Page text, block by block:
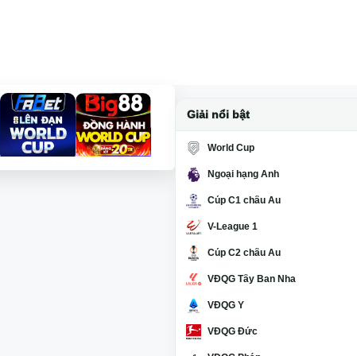
Giải nổi bật
World Cup
Ngoại hạng Anh
Cúp C1 châu Âu
V-League 1
Cúp C2 châu Âu
VĐQG Tây Ban Nha
VĐQG Ý
VĐQG Đức